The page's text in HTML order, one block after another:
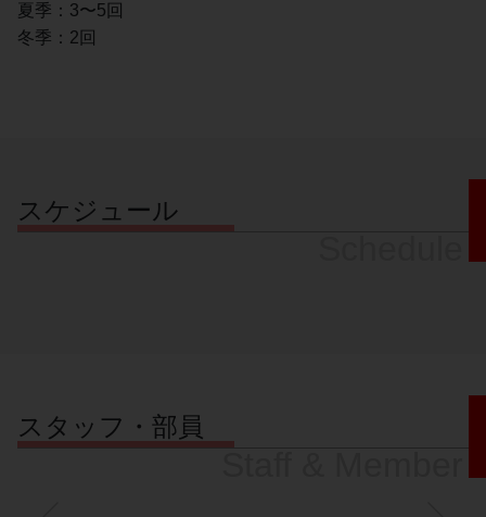
夏季：3〜5回
冬季：2回
スケジュール
スタッフ・部員